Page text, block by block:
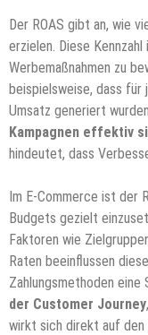
Der ROAS gibt an, wie
erzielen. Diese
Werbemaßnahmen zu
beispielsweise, dass für
Umsatz generiert wurden.
Kampagnen effektiv
hindeutet, dass
Im E-Commerce ist der
Budgets gezielt
Faktoren wie
Raten beeinflussen
Zahlungsmethoden eine
der Customer Journey
wirkt sich direkt auf den